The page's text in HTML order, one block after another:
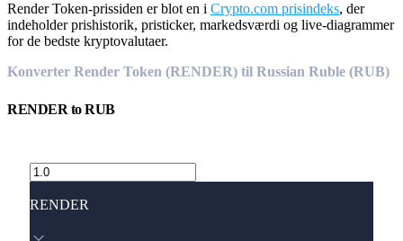
Render Token-prissiden er blot en i Crypto.com prisindeks, der
indeholder prishistorik, pristicker, markedsværdi og live-diagrammer
for de bedste kryptovalutaer.
Konverter Render Token (RENDER) til Russian Ruble (RUB)
RENDER toRUB
RENDER